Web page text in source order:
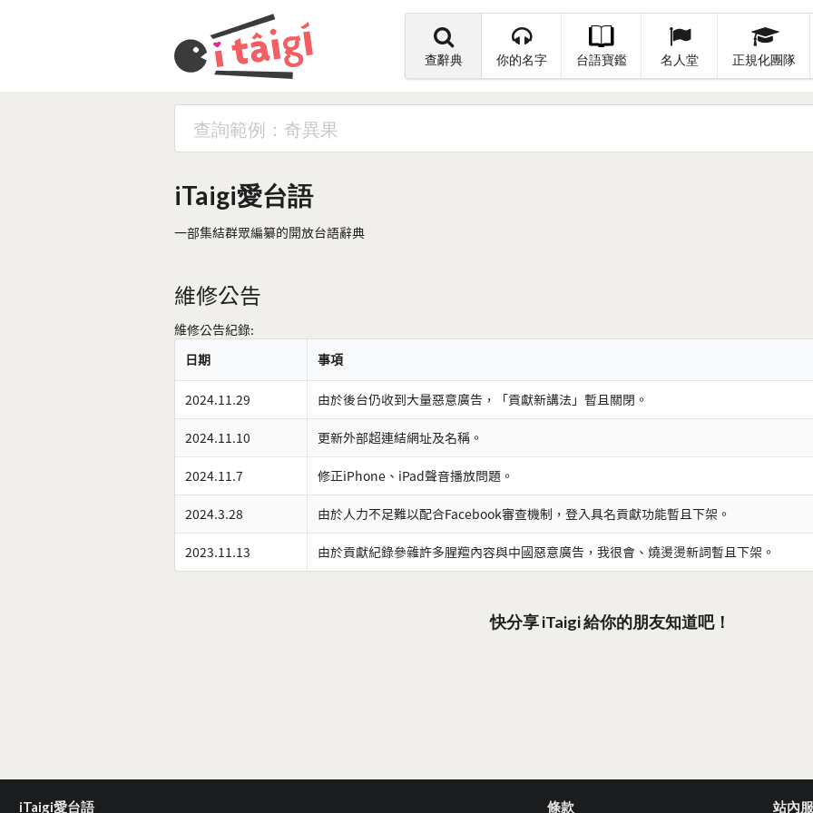
查辭典 你的名字 台語寶鑑 名人堂 正規化團隊
iTaigi愛台語
一部集結群眾編纂的開放台語辭典
維修公告
維修公告紀錄:
日期
事項
2024.11.29 由於後台仍收到大量惡意廣告，「貢獻新講法」暫且關閉。
2024.11.10 更新外部超連結網址及名稱。
2024.11.7 修正iPhone、iPad聲音播放問題。
2024.3.28 由於人力不足難以配合Facebook審查機制，登入具名貢獻功能暫且下架。
2023.11.13 由於貢獻紀錄參雜許多腥羶內容與中國惡意廣告，我很會、燒燙燙新詞暫且下架。
快分享 iTaigi 給你的朋友知道吧！
iTaigi愛台語 條款 站內